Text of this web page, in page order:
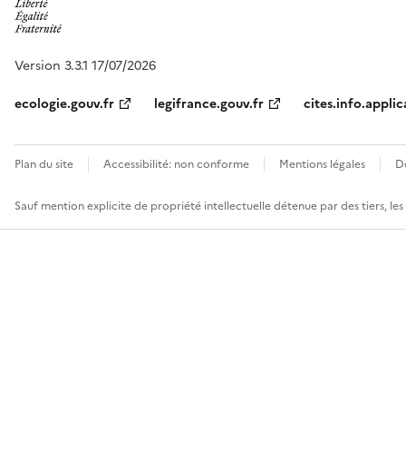
Version 3.3.1 17/07/2026
ecologie.gouv.fr
legifrance.gouv.fr
Plan du site Accessibilité: non conforme Mentions légales
Sauf mention explicite de propriété intellectuelle détenue par des tiers,